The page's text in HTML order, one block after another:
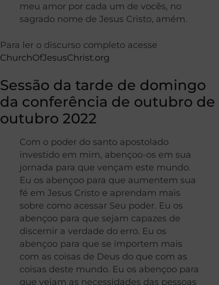
meu amor por cada um de vocês, no
sagrado nome de Jesus Cristo, amém.
Para ler o discurso completo acesse
ChurchOfJesusChrist.org
Sessão da tarde de domingo
da conferência de outubro de
outubro 2022
Com o poder do santo apostolado
investido em mim, abençoo-os em sua
jornada para que vençam este mundo.
Eu os abençoo para que aumentem sua
fé em Jesus Cristo e aprendam mais
sobre como acessar Seu poder. Eu os
abençoo para que sejam capazes de
discernir a verdade do erro. Eu os
abençoo para que se importem mais
com as coisas de Deus do que com as
coisas deste mundo. Eu os abençoo para
que vejam as necessidades das pessoas